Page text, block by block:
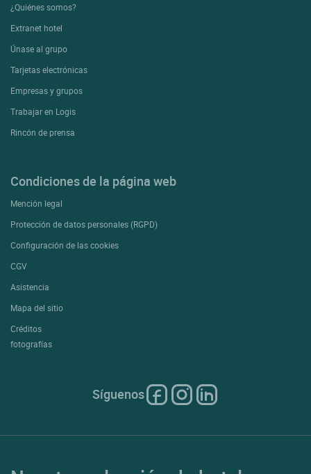
¿Quiénes somos?
Extranet hotel
Únase al grupo
Tarjetas electrónicas
Empresas y grupos
Trabajar en Logis
Rincón de prensa
Condiciones de la página web
Mención legal
Protección de datos personales (RGPD)
Configuración de las cookies
CGV
Asistencia
Mapa del sitio
Créditos
fotografías
Síguenos